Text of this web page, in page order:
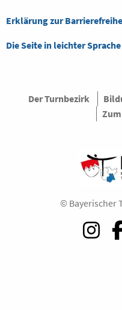
Erklärung zur
Die Seite in leichter Sprache
Der Turnbezirk
© Bayerischer